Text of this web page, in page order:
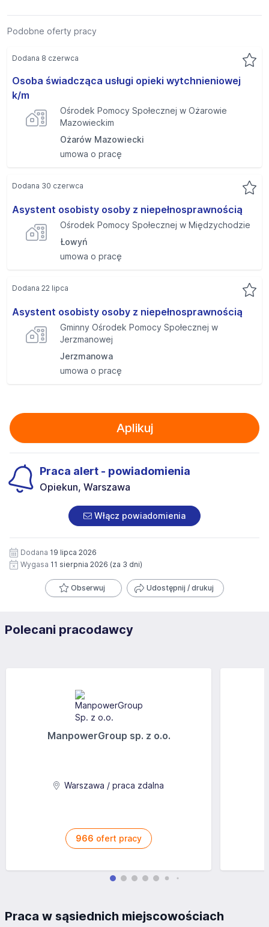
Podobne oferty pracy
Osoba świadcząca usługi opieki wytchnieniowej
k/m
Ośrodek Pomocy Społecznej w Ożarowie
Mazowieckim
Ożarów Mazowiecki
umowa o pracę
Dodana 8 czerwca
Asystent osobisty osoby z niepełnosprawnością
Ośrodek Pomocy Społecznej w Międzychodzie
Łowyń
umowa o pracę
Dodana 30 czerwca
Asystent osobisty osoby z niepełnosprawnością
Gminny Ośrodek Pomocy Społecznej w
Jerzmanowej
Jerzmanowa
umowa o pracę
Dodana 22 lipca
Aplikuj
Praca alert - powiadomienia
Opiekun, Warszawa
Włącz powiadomienia
Dodana 19 lipca 2026
Wygasa 11 sierpnia 2026 (za 3 dni)
Obserwuj Udostępnij / drukuj
Polecani pracodawcy
ManpowerGroup sp. z o.o.
Warszawa / praca zdalna
966 ofert pracy
Praca w sąsiednich miejscowościach